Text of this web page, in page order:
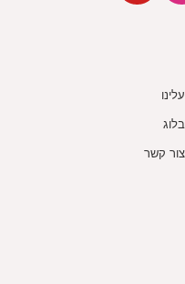
עלינו
בלוג
צור קשר